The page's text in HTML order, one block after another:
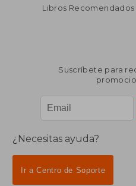
Libros Recomendados
Suscríbete para
¿Necesitas ayuda?
Ir a Centro de Soporte